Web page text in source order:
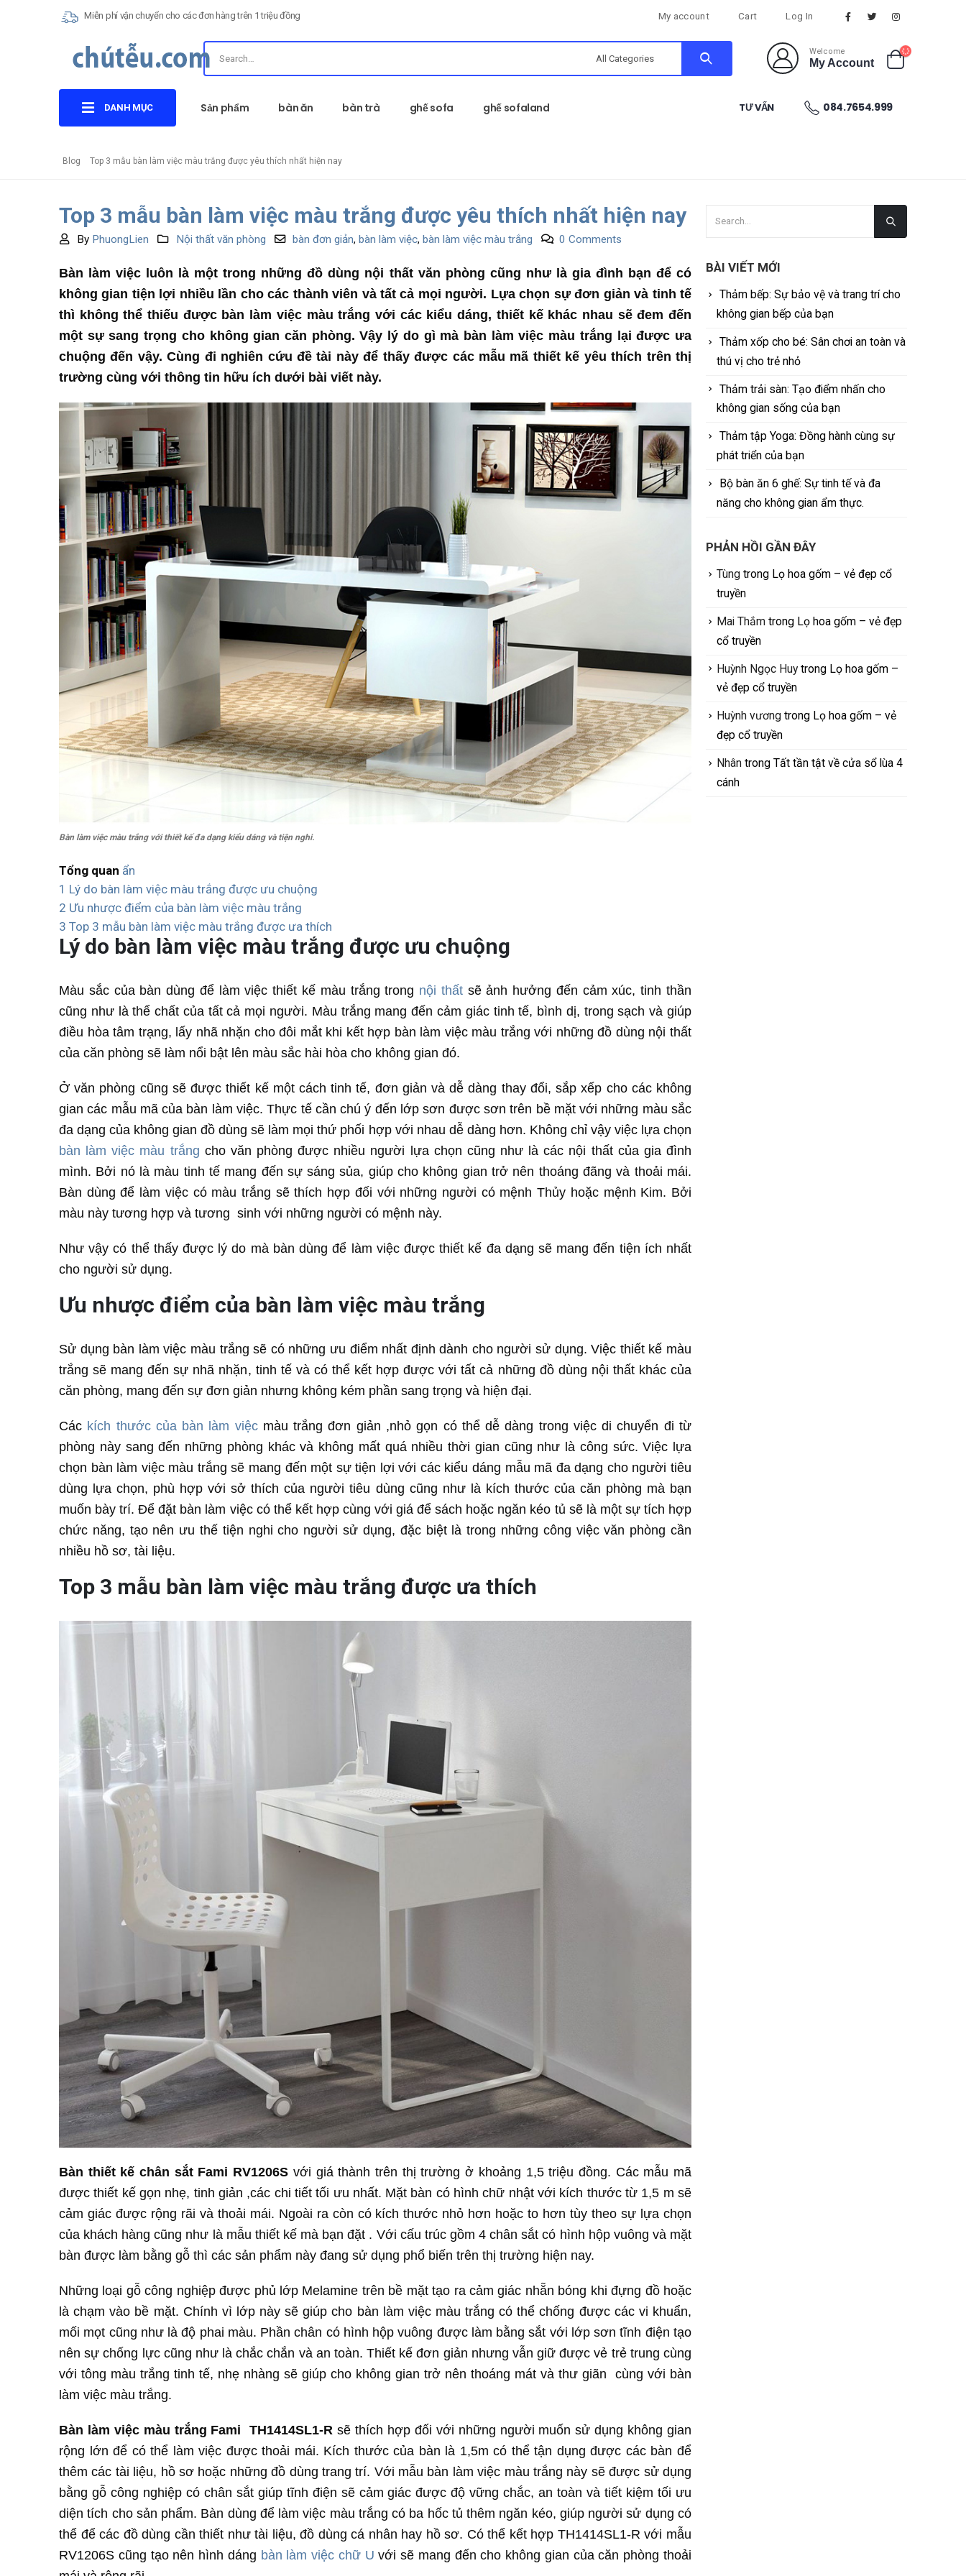
Miễn phí vận chuyển cho các đơn hàng trên 1 triệu đồng My account Cart Log In
Welcome
My Account
DANH MỤC Sản phẩm bàn ăn bàn trà ghế sofa ghế sofaland TƯ VẤN 084.7654.999
Blog Top 3 mẫu bàn làm việc màu trắng được yêu thích nhất hiện nay
Top 3 mẫu bàn làm việc màu trắng được yêu thích nhất hiện nay
By PhuongLien Nội thất văn phòng bàn đơn giản, bàn làm việc, bàn làm việc màu trắng 0 Comments
Bàn làm việc luôn là một trong những đồ dùng nội thất văn phòng cũng như là gia đình bạn để có
không gian tiện lợi nhiều lần cho các thành viên và tất cả mọi người. Lựa chọn sự đơn giản và tinh tế
thì không thể thiếu được bàn làm việc màu trắng với các kiểu dáng, thiết kế khác nhau sẽ đem đến
một sự sang trọng cho không gian căn phòng. Vậy lý do gì mà bàn làm việc màu trắng lại được ưa
chuộng đến vậy. Cùng đi nghiên cứu đề tài này để thấy được các mẫu mã thiết kế yêu thích trên thị
trường cùng với thông tin hữu ích dưới bài viết này.
Bàn làm việc màu trắng với thiết kế đa dạng kiểu dáng và tiện nghi.
Tổng quan ẩn
1 Lý do bàn làm việc màu trắng được ưu chuộng
2 Ưu nhược điểm của bàn làm việc màu trắng
3 Top 3 mẫu bàn làm việc màu trắng được ưa thích
Lý do bàn làm việc màu trắng được ưu chuộng
Màu sắc của bàn dùng để làm việc thiết kế màu trắng trong nội thấtsẽ ảnh hưởng đến cảm xúc, tinh thần
cũng như là thể chất của tất cả mọi người. Màu trắng mang đến cảm giác tinh tế, bình dị, trong sạch và giúp
điều hòa tâm trạng, lấy nhã nhặn cho đôi mắt khi kết hợp bàn làm việc màu trắng với những đồ dùng nội thất
của căn phòng sẽ làm nổi bật lên màu sắc hài hòa cho không gian đó.
Ở văn phòng cũng sẽ được thiết kế một cách tinh tế, đơn giản và dễ dàng thay đổi, sắp xếp cho các không
gian các mẫu mã của bàn làm việc. Thực tế cần chú ý đến lớp sơn được sơn trên bề mặt với những màu sắc
đa dạng của không gian đồ dùng sẽ làm mọi thứ phối hợp với nhau dễ dàng hơn. Không chỉ vậy việc lựa chọn
bàn làm việc màu trắng cho văn phòng được nhiều người lựa chọn cũng như là các nội thất của gia đình
mình. Bởi nó là màu tinh tế mang đến sự sáng sủa, giúp cho không gian trở nên thoáng đãng và thoải mái.
Bàn dùng để làm việc có màu trắng sẽ thích hợp đối với những người có mệnh Thủy hoặc mệnh Kim. Bởi
màu này tương hợp và tương sinh với những người có mệnh này.
Như vậy có thể thấy được lý do mà bàn dùng để làm việc được thiết kế đa dạng sẽ mang đến tiện ích nhất
cho người sử dụng.
Ưu nhược điểm của bàn làm việc màu trắng
Sử dụng bàn làm việc màu trắng sẽ có những ưu điểm nhất định dành cho người sử dụng. Việc thiết kế màu
trắng sẽ mang đến sự nhã nhặn, tinh tế và có thể kết hợp được với tất cả những đồ dùng nội thất khác của
căn phòng, mang đến sự đơn giản nhưng không kém phần sang trọng và hiện đại.
Các kích thước của bàn làm việcmàu trắng đơn giản ,nhỏ gọn có thể dễ dàng trong việc di chuyển đi từ
phòng này sang đến những phòng khác và không mất quá nhiều thời gian cũng như là công sức. Việc lựa
chọn bàn làm việc màu trắng sẽ mang đến một sự tiện lợi với các kiểu dáng mẫu mã đa dạng cho người tiêu
dùng lựa chọn, phù hợp với sở thích của người tiêu dùng cũng như là kích thước của căn phòng mà bạn
muốn bày trí. Để đặt bàn làm việc có thể kết hợp cùng với giá để sách hoặc ngăn kéo tủ sẽ là một sự tích hợp
chức năng, tạo nên ưu thế tiện nghi cho người sử dụng, đặc biệt là trong những công việc văn phòng cần
nhiều hồ sơ, tài liệu.
Top 3 mẫu bàn làm việc màu trắng được ưa thích
Bàn thiết kế chân sắt Fami RV1206S với giá thành trên thị trường ở khoảng 1,5 triệu đồng. Các mẫu mã
được thiết kế gọn nhẹ, tinh giản ,các chi tiết tối ưu nhất. Mặt bàn có hình chữ nhật với kích thước từ 1,5 m sẽ
cảm giác được rộng rãi và thoải mái. Ngoài ra còn có kích thước nhỏ hơn hoặc to hơn tùy theo sự lựa chọn
của khách hàng cũng như là mẫu thiết kế mà bạn đặt . Với cấu trúc gồm 4 chân sắt có hình hộp vuông và mặt
bàn được làm bằng gỗ thì các sản phẩm này đang sử dụng phổ biến trên thị trường hiện nay.
Những loại gỗ công nghiệp được phủ lớp Melamine trên bề mặt tạo ra cảm giác nhẵn bóng khi đựng đồ hoặc
là chạm vào bề mặt. Chính vì lớp này sẽ giúp cho bàn làm việc màu trắng có thể chống được các vi khuẩn,
mối mọt cũng như là độ phai màu. Phần chân có hình hộp vuông được làm bằng sắt với lớp sơn tĩnh điện tạo
nên sự chống lực cũng như là chắc chắn và an toàn. Thiết kế đơn giản nhưng vẫn giữ được vẻ trẻ trung cùng
với tông màu trắng tinh tế, nhẹ nhàng sẽ giúp cho không gian trở nên thoáng mát và thư giãn cùng với bàn
làm việc màu trắng.
Bàn làm việc màu trắng Fami TH1414SL1-R sẽ thích hợp đối với những người muốn sử dụng không gian
rộng lớn để có thể làm việc được thoải mái. Kích thước của bàn là 1,5m có thể tận dụng được các bàn để
thêm các tài liệu, hồ sơ hoặc những đồ dùng trang trí. Với mẫu bàn làm việc màu trắng này sẽ được sử dụng
bằng gỗ công nghiệp có chân sắt giúp tĩnh điện sẽ cảm giác được độ vững chắc, an toàn và tiết kiệm tối ưu
diện tích cho sản phẩm. Bàn dùng để làm việc màu trắng có ba hốc tủ thêm ngăn kéo, giúp người sử dụng có
thể để các đồ dùng cần thiết như tài liệu, đồ dùng cá nhân hay hồ sơ. Có thể kết hợp TH1414SL1-R với mẫu
RV1206S cũng tạo nên hình dáng bàn làm việc chữ U với sẽ mang đến cho không gian của căn phòng thoải
BÀI VIẾT MỚI
Thảm bếp: Sự bảo vệ và trang trí cho
không gian bếp của bạn
Thảm xốp cho bé: Sân chơi an toàn và
thú vị cho trẻ nhỏ
Thảm trải sàn: Tạo điểm nhấn cho
không gian sống của bạn
Thảm tập Yoga: Đồng hành cùng sự
phát triển của bạn
Bộ bàn ăn 6 ghế: Sự tinh tế và đa
năng cho không gian ẩm thực.
PHẢN HỒI GẦN ĐÂY
Tùng trong Lọ hoa gốm – vẻ đẹp cổ
truyền
Mai Thắm trong Lọ hoa gốm – vẻ đẹp
cổ truyền
Huỳnh Ngọc Huy trong Lọ hoa gốm –
vẻ đẹp cổ truyền
Huỳnh vương trong Lọ hoa gốm – vẻ
đẹp cổ truyền
Nhân trong Tất tần tật về cửa sổ lùa 4
cánh